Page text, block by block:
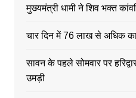
मुख्यमंत्री धामी ने शिव भक्त
चार दिन में 76 लाख से अधिक
सावन के पहले सोमवार पर
उमड़ी